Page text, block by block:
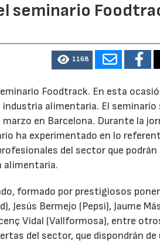
seminario
1168
Foodtrack. En esta
alimentaria. El seminario
marzo en Barcelona. Durante la
ha experimentado en lo
del sector que
alimentaria.
formado por prestigiosos
Jesús Bermejo (Pepsi), Jaume
Vidal (Vallformosa), entre
del sector, que dispondrán de